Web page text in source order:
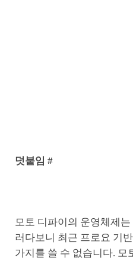
덧붙임 #
모토 디파이의 운영체제
러다보니 최근 프로요 기
가지를 쓸 수 없습니다. 모